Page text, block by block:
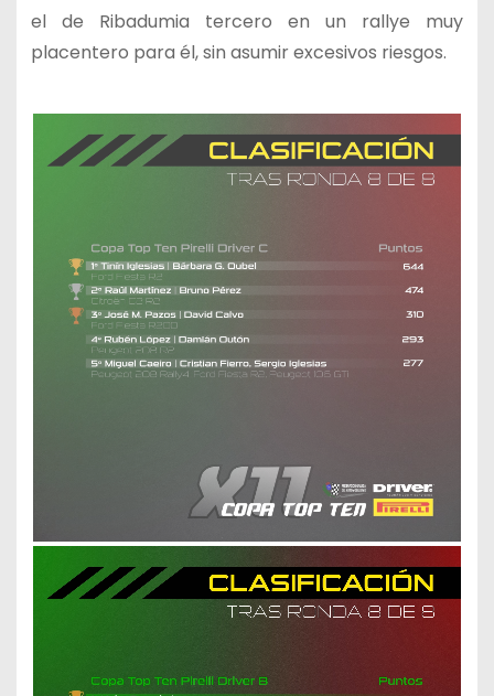
el de Ribadumia tercero en un rallye muy
placentero para él, sin asumir excesivos riesgos.